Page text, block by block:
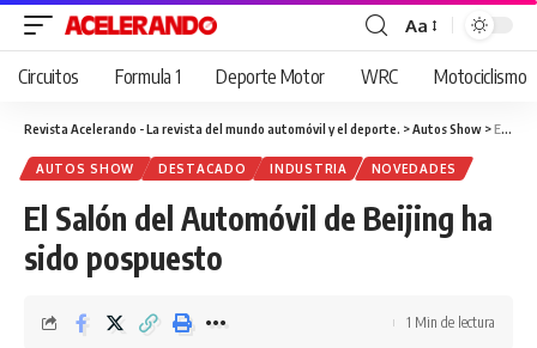
Cambiar
tamaño
fuente
Aa
Circuitos Formula 1 Deporte Motor WRC Motociclismo
Revista Acelerando - La revista del mundo automóvil y el deporte. >Autos Show >El Salón del Automóvil de Beijing ha sido pospuesto
AUTOS SHOW DESTACADO INDUSTRIA NOVEDADES
El Salón del Automóvil de Beijing ha
sido pospuesto
1 Min de lectura